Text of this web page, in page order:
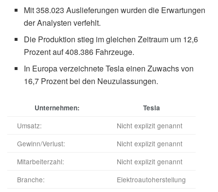
Mit 358.023 Auslieferungen wurden die Erwartungen
der Analysten verfehlt.
Die Produktion stieg im gleichen Zeitraum um 12,6
Prozent auf 408.386 Fahrzeuge.
In Europa verzeichnete Tesla einen Zuwachs von
16,7 Prozent bei den Neuzulassungen.
Unternehmen: Tesla
Umsatz:
Nicht explizit genannt
Gewinn/Verlust:
Nicht explizit genannt
Mitarbeiterzahl:
Nicht explizit genannt
Branche:
Elektroautoherstellung